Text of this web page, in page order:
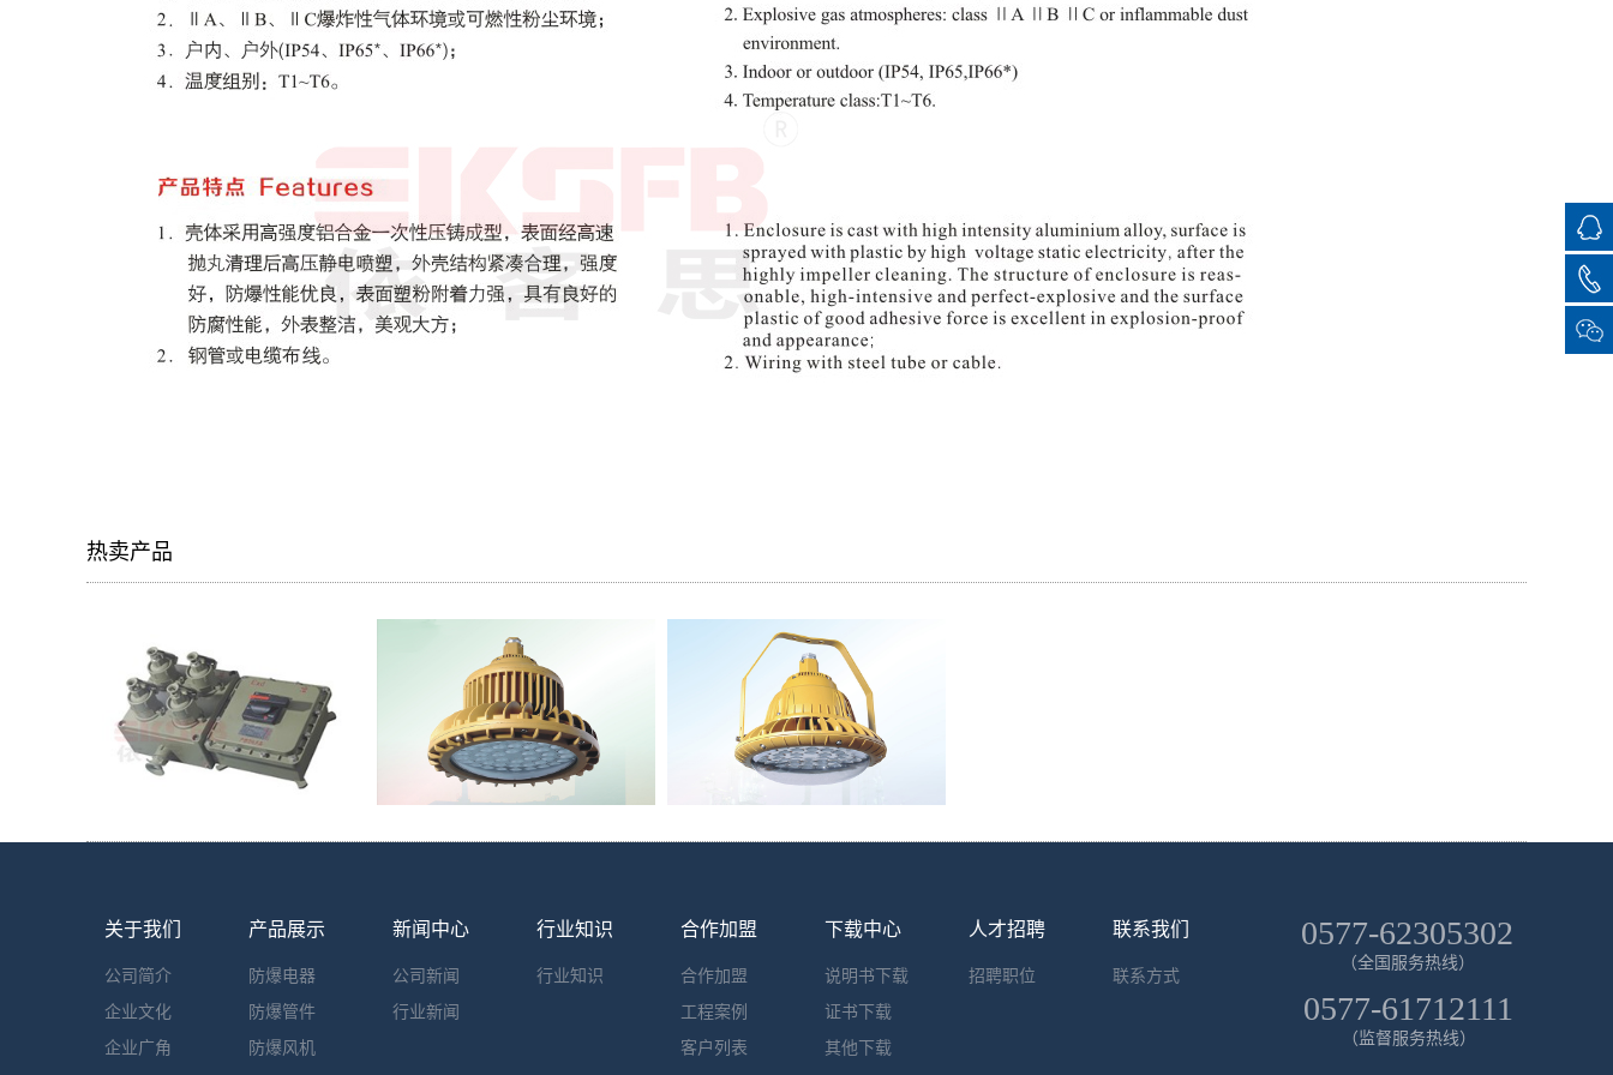
热卖产品
关于我们
公司简介
企业文化
企业广角
产品展示
防爆电器
防爆管件
防爆风机
新闻中心
公司新闻
行业新闻
行业知识
行业知识
合作加盟
合作加盟
工程案例
客户列表
下载中心
说明书下载
证书下载
其他下载
人才招聘
招聘职位
联系我们
联系方式
0577-62305302
（全国服务热线）
0577-61712111
（监督服务热线）